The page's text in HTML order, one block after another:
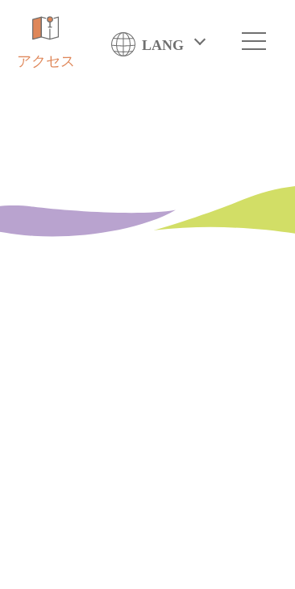
アクセス
LANG